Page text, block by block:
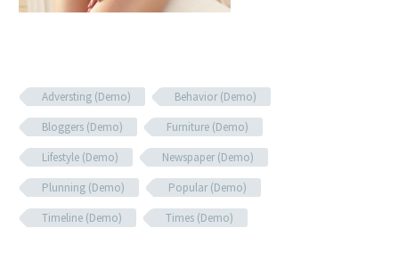
Adversting (Demo)
Behavior (Demo)
Bloggers (Demo)
Furniture (Demo)
Lifestyle (Demo)
Newspaper (Demo)
Plunning (Demo)
Popular (Demo)
Timeline (Demo)
Times (Demo)